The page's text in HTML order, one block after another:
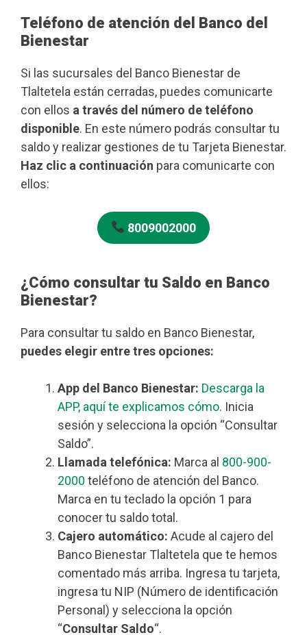
Teléfono de atención del Banco del
Bienestar
Si las sucursales del Banco Bienestar de
Tlaltetela están cerradas, puedes comunicarte
con ellos a través del número de teléfono
disponible. En este número podrás consultar tu
saldo y realizar gestiones de tu Tarjeta Bienestar.
Haz clic a continuación para comunicarte con
ellos:
8009002000
¿Cómo consultar tu Saldo en Banco
Bienestar?
Para consultar tu saldo en Banco Bienestar,
puedes elegir entre tres opciones:
App del Banco Bienestar: Descarga la
APP, aquí te explicamos cómo. Inicia
sesión y selecciona la opción “Consultar
Saldo”.
Llamada telefónica: Marca al 800-900-
2000 teléfono de atención del Banco.
Marca en tu teclado la opción 1 para
conocer tu saldo total.
Cajero automático: Acude al cajero del
Banco Bienestar Tlaltetela que te hemos
comentado más arriba. Ingresa tu tarjeta,
ingresa tu NIP (Número de identificación
Personal) y selecciona la opción
“Consultar Saldo“.